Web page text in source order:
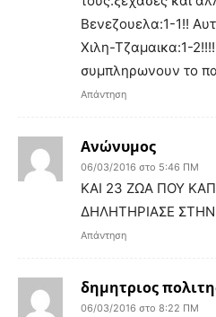
Βενεζουελα:1-1!!
Χιλη-Τζαμαικα:1-
συμπληρωνουν το
Απάντηση
Ανώνυμος
06/03/2016 στο 5:46 ΠΜ
KAI 23 ΖΩΑ ΠΟΥ
ΔΗΛΗΤΗΡΙΑΣΕ
Απάντηση
δημητριος
06/03/2016 στο 8:22 ΠΜ